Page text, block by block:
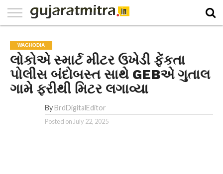
PAPER
NATIONAL
WORLD
BUSINESS
SPORTS
GUJARAT
OPINION
MORE
WAGHODIA
લોકોએ સ્માર્ટ મીટર ઉખેડી ફેંકતા
પોલીસ બંદોબસ્ત સાથે GEBએ ગુતાલ
ગામે ફરીથી મિટર લગાવ્યા
By BrdDigitalEditor
Posted on July 22, 2025